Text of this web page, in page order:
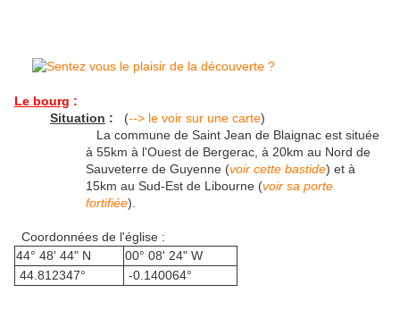
Le bourg :
Situation : (--> le voir sur une carte)
La commune de Saint Jean de Blaignac est située
à 55km à l'Ouest de Bergerac, à 20km au Nord de
Sauveterre de Guyenne (voir cette bastide) et à
15km au Sud-Est de Libourne (voir sa porte
fortifiée).
Coordonnées de l'église :
44° 48' 44" N
00° 08' 24" W
44.812347°
-0.140064°